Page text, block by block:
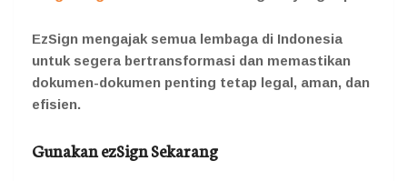
EzSign mengajak semua lembaga di Indonesia
untuk segera bertransformasi dan memastikan
dokumen-dokumen penting tetap legal, aman, dan
efisien.
Gunakan ezSign Sekarang